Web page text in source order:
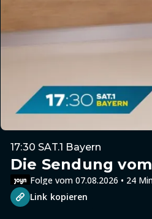
17:30 SAT.1 Bayern
Die Sendung
Folge vom 07.08.2026 • 24
Link kopieren